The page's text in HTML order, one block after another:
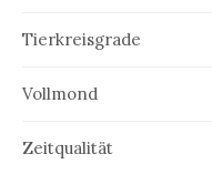
Tierkreisgrade
Vollmond
Zeitqualität